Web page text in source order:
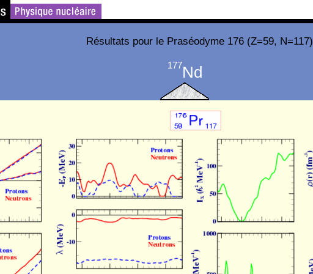
Résultats pour le Praséodyme 176 (Z=59, N=117)
177Nd